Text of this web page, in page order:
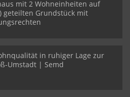
mit 2 Wohneinheiten auf
geteilten Grundstück mit
in ruhiger Lage zur
Umstadt | Semd